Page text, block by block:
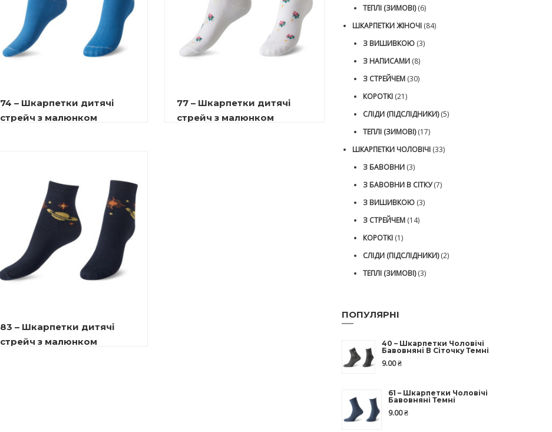
74 – Шкарпетки дитячі
стрейч з малюнком
77 – Шкарпетки дитячі
стрейч з малюнком
83 – Шкарпетки дитячі
стрейч з малюнком
ТЕПЛІ (ЗИМОВІ) (6)
ШКАРПЕТКИ ЖІНОЧІ (84)
З ВИШИВКОЮ (3)
З НАПИСАМИ (8)
З СТРЕЙЧЕМ (30)
КОРОТКІ (21)
СЛІДИ (ПІДСЛІДНИКИ) (5)
ТЕПЛІ (ЗИМОВІ) (17)
ШКАРПЕТКИ ЧОЛОВІЧІ (33)
З БАВОВНИ (3)
З БАВОВНИ В СІТКУ (7)
З ВИШИВКОЮ (3)
З СТРЕЙЧЕМ (14)
КОРОТКІ (1)
СЛІДИ (ПІДСЛІДНИКИ) (2)
ТЕПЛІ (ЗИМОВІ) (3)
ПОПУЛЯРНІ
40 – Шкарпетки Чоловічі
Бавовняні В Сіточку Темні
9.00₴
61 – Шкарпетки Чоловічі
Бавовняні Темні
9.00₴